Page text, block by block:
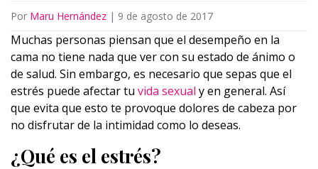
Por Maru Hernández | 9 de agosto de 2017
Muchas personas piensan que el desempeño en la
cama no tiene nada que ver con su estado de ánimo o
de salud. Sin embargo, es necesario que sepas que el
estrés puede afectar tu vida sexual y en general. Así
que evita que esto te provoque dolores de cabeza por
no disfrutar de la intimidad como lo deseas.
¿Qué es el estrés?